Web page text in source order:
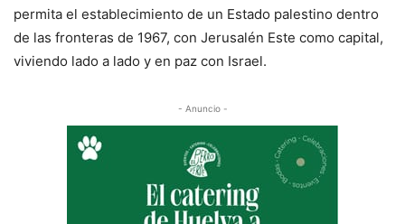
permita el establecimiento de un Estado palestino dentro
de las fronteras de 1967, con Jerusalén Este como capital,
viviendo lado a lado y en paz con Israel.
- Anuncio -